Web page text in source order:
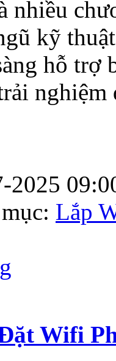
nhiều
kỹ
hỗ trợ
2025
Lắp
Wifi